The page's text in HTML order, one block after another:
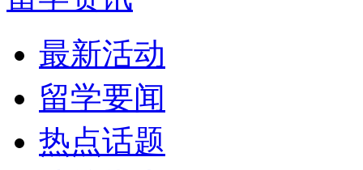
最新活动
留学要闻
热点话题